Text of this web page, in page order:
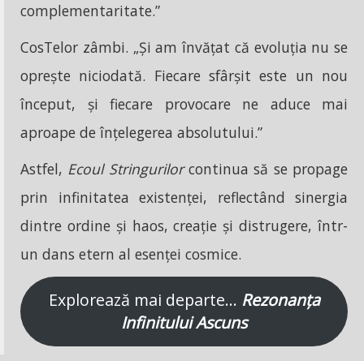
complementaritate.”
CosTelor zâmbi. „Și am învățat că evoluția nu se
oprește niciodată. Fiecare sfârșit este un nou
început, și fiecare provocare ne aduce mai
aproape de înțelegerea absolutului.”
Astfel, Ecoul Stringurilorcontinua să se propage
prin infinitatea existenței, reflectând sinergia
dintre ordine și haos, creație și distrugere, într-
un dans etern al esenței cosmice.
Explorează mai departe… Rezonanța
Infinitului Ascuns